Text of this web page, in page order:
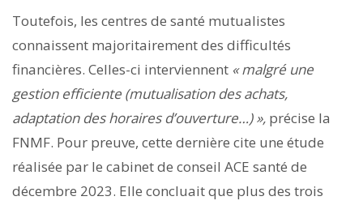
Toutefois, les centres de santé mutualistes
connaissent majoritairement des difficultés
financières. Celles-ci interviennent « malgré une
gestion efficiente (mutualisation des achats,
adaptation des horaires d’ouverture…) », précise la
FNMF. Pour preuve, cette dernière cite une étude
réalisée par le cabinet de conseil ACE santé de
décembre 2023. Elle concluait que plus des trois